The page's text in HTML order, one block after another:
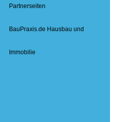
Partnerseiten
BauPraxis.de Hausbau und
Immobilie